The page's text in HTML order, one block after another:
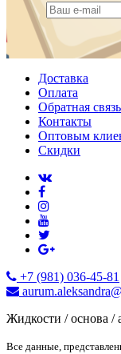
Доставка
Оплата
Обратная связь
Контакты
Оптовым
Скидки
+7 (981) 036-45-81
Жидкости / основа /
Все данные,